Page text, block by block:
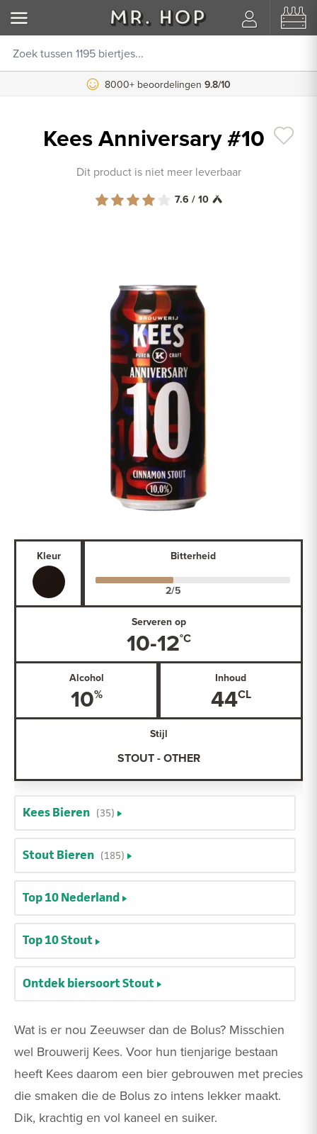
8000+ beoordelingen 9.8/10
Kees Anniversary #10
Dit product is niet meer leverbaar
7.6 / 10
Wat is er nou Zeeuwser dan de Bolus? Misschien
wel Brouwerij Kees. Voor hun tienjarige bestaan
heeft Kees daarom een bier gebrouwen met precies
die smaken die de Bolus zo intens lekker maakt.
Dik, krachtig en vol kaneel en suiker.
Kleur Bitterheid
Serveren op
10-12
Alcohol
10
Inhoud
44
Stijl
STOUT - OTHER
Kees Bieren (35)
Stout Bieren (185)
Top 10 Nederland
Top 10 Stout
Ontdek biersoort Stout